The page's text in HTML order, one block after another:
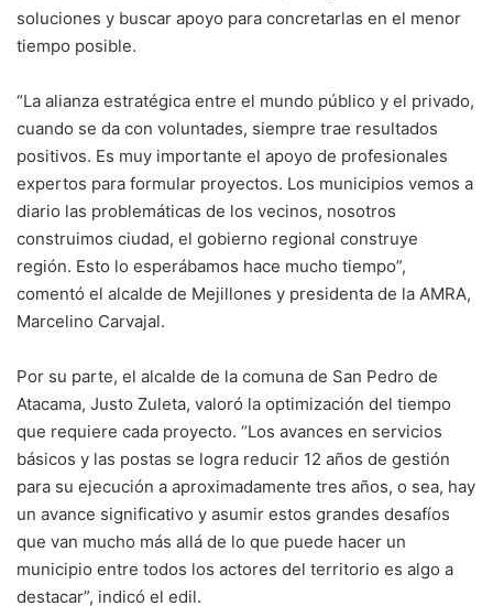
soluciones y buscar apoyo para concretarlas en el menor
tiempo posible.
“La alianza estratégica entre el mundo público y el privado,
cuando se da con voluntades, siempre trae resultados
positivos. Es muy importante el apoyo de profesionales
expertos para formular proyectos. Los municipios vemos a
diario las problemáticas de los vecinos, nosotros
construimos ciudad, el gobierno regional construye
región. Esto lo esperábamos hace mucho tiempo”,
comentó el alcalde de Mejillones y presidenta de la AMRA,
Marcelino Carvajal.
Por su parte, el alcalde de la comuna de San Pedro de
Atacama, Justo Zuleta, valoró la optimización del tiempo
que requiere cada proyecto. “Los avances en servicios
básicos y las postas se logra reducir 12 años de gestión
para su ejecución a aproximadamente tres años, o sea, hay
un avance significativo y asumir estos grandes desafíos
que van mucho más allá de lo que puede hacer un
municipio entre todos los actores del territorio es algo a
destacar”, indicó el edil.